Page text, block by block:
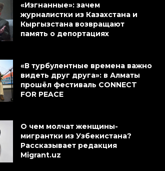
«Изгнанные»: зачем
журналистки из Казахстана и
Кыргызстана возвращают
память о депортациях
«В турбулентные времена важно
видеть друг друга»: в Алматы
прошёл фестиваль CONNECT
FOR PEACE
О чем молчат женщины-
мигрантки из Узбекистана?
Рассказывает редакция
Migrant.uz